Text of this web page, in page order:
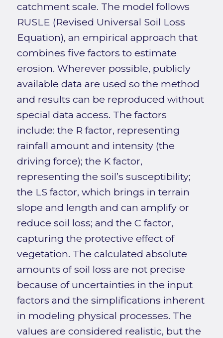
catchment scale. The model follows
RUSLE (Revised Universal Soil Loss
Equation), an empirical approach that
combines five factors to estimate
erosion. Wherever possible, publicly
available data are used so the method
and results can be reproduced without
special data access. The factors
include: the R factor, representing
rainfall amount and intensity (the
driving force); the K factor,
representing the soil’s susceptibility;
the LS factor, which brings in terrain
slope and length and can amplify or
reduce soil loss; and the C factor,
capturing the protective effect of
vegetation. The calculated absolute
amounts of soil loss are not precise
because of uncertainties in the input
factors and the simplifications inherent
in modeling physical processes. The
values are considered realistic, but the